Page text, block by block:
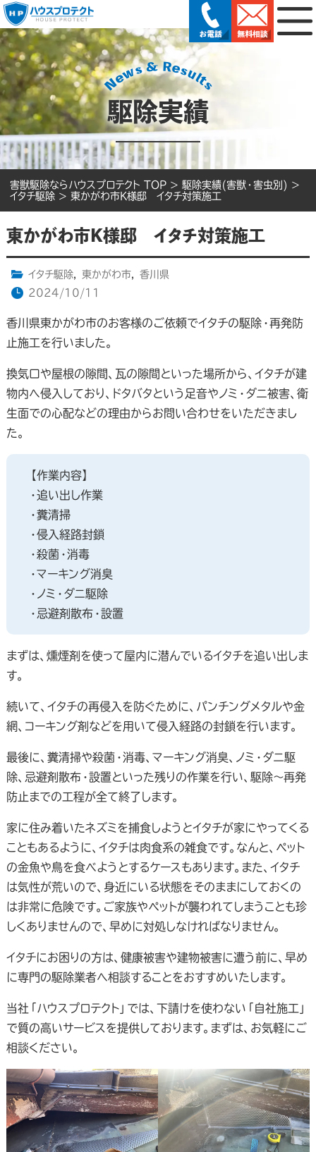
駆除実績
害獣駆除ならハウスプロテクト TOP > 駆除実績(害獣・害虫別) >
イタチ駆除 > 東かがわ市K様邸 イタチ対策施工
東かがわ市K様邸 イタチ対策施工
イタチ駆除, 東かがわ市,
香川県
2024/10/11
香川県東かがわ市のお客様のご依頼でイタチの駆除・再発防
止施工を行いました。
換気口や屋根の隙間、瓦の隙間といった場所から、イタチが建
物内へ侵入しており、ドタバタという足音やノミ・ダニ被害、衛
生面での心配などの理由からお問い合わせをいただきまし
た。
【作業内容】
・追い出し作業
・糞清掃
・侵入経路封鎖
・殺菌・消毒
・マーキング消臭
・ノミ・ダニ駆除
・忌避剤散布・設置
まずは、燻煙剤を使って屋内に潜んでいるイタチを追い出しま
す。
続いて、イタチの再侵入を防ぐために、パンチングメタルや金
網、コーキング剤などを用いて侵入経路の封鎖を行います。
最後に、糞清掃や殺菌・消毒、マーキング消臭、ノミ・ダニ駆
除、忌避剤散布・設置といった残りの作業を行い、駆除～再発
防止までの工程が全て終了します。
家に住み着いたネズミを捕食しようとイタチが家にやってくる
こともあるように、イタチは肉食系の雑食です。なんと、ペット
の金魚や鳥を食べようとするケースもあります。また、イタチ
は気性が荒いので、身近にいる状態をそのままにしておくの
は非常に危険です。ご家族やペットが襲われてしまうことも珍
しくありませんので、早めに対処しなければなりません。
イタチにお困りの方は、健康被害や建物被害に遭う前に、早め
に専門の駆除業者へ相談することをおすすめいたします。
当社「ハウスプロテクト」では、下請けを使わない「自社施工」
で質の高いサービスを提供しております。まずは、お気軽にご
相談ください。